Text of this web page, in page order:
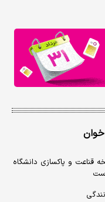
و پاکسازی دانشگاه